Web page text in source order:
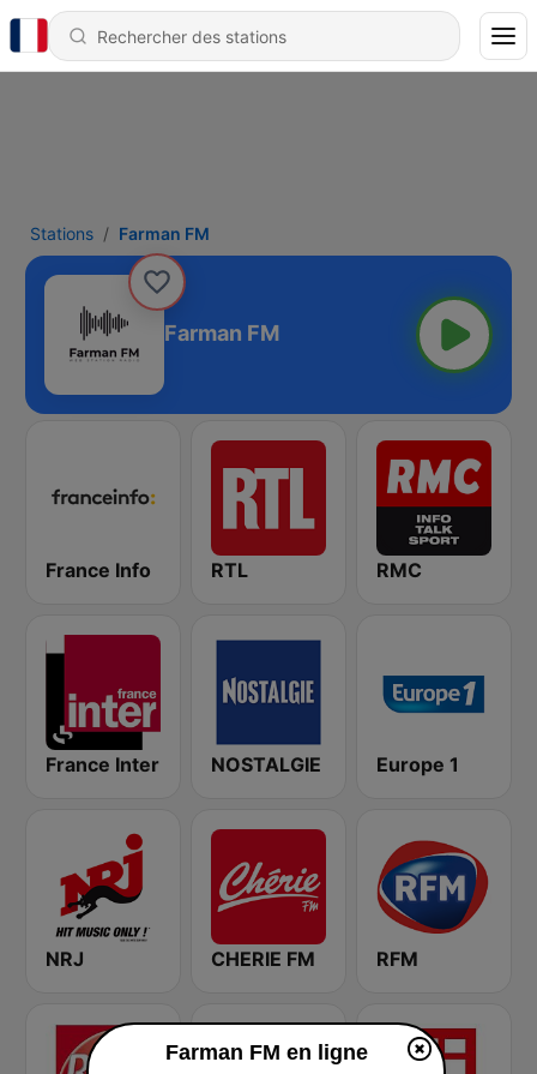
Stations Farman FM
Farman FM
France Info RTL RMC
France Inter NOSTALGIE Europe 1
NRJ CHERIE FM RFM
Farman FM en ligne